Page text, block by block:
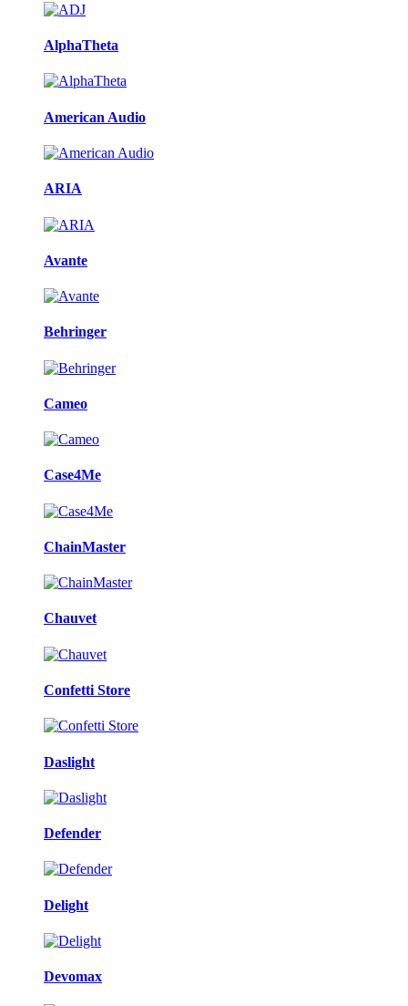
AlphaTheta
American Audio
ARIA
Avante
Behringer
Cameo
Case4Me
ChainMaster
Chauvet
Confetti Store
Daslight
Defender
Delight
Devomax